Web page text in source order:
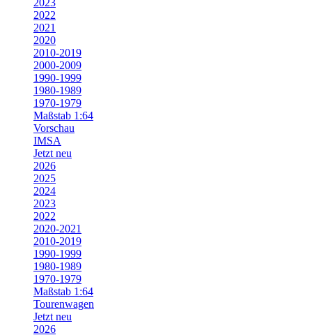
2023
2022
2021
2020
2010-2019
2000-2009
1990-1999
1980-1989
1970-1979
Maßstab 1:64
Vorschau
IMSA
Jetzt neu
2026
2025
2024
2023
2022
2020-2021
2010-2019
1990-1999
1980-1989
1970-1979
Maßstab 1:64
Tourenwagen
Jetzt neu
2026